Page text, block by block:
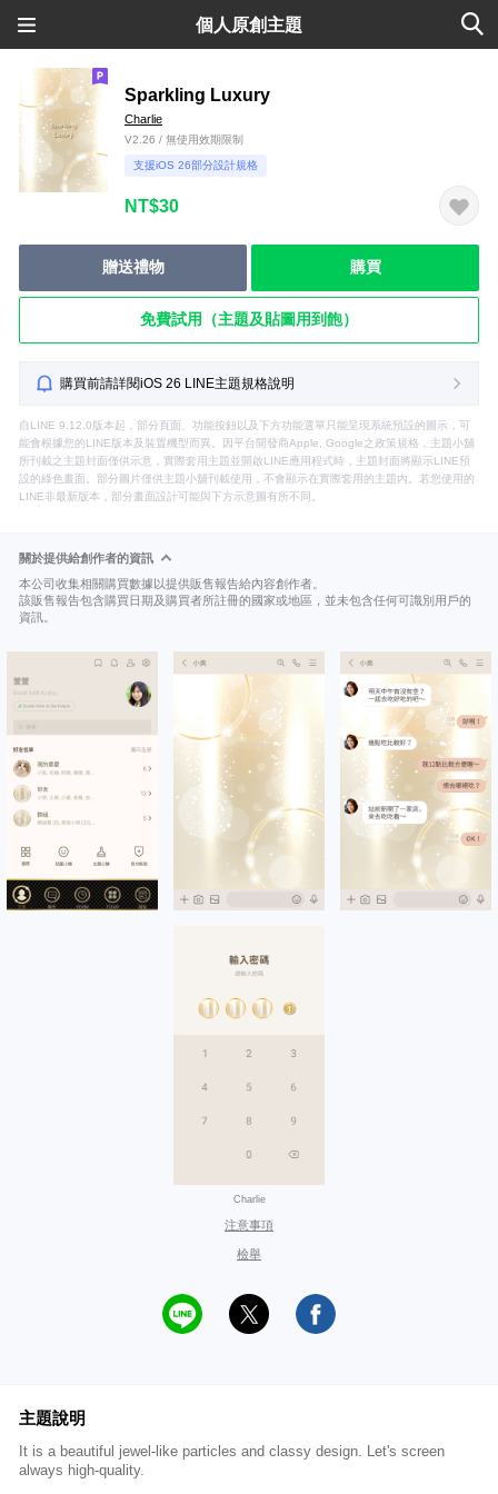
個人原創主題
Sparkling Luxury
Charlie
V2.26 / 無使用效期限制
支援iOS 26部分設計規格
NT$30
贈送禮物 購買
免費試用（主題及貼圖用到飽）
購買前請詳閱iOS 26 LINE主題規格說明
自LINE 9.12.0版本起，部分頁面、功能按鈕以及下方功能選單只能呈現系統預設的圖示，可
能會根據您的LINE版本及裝置機型而異。因平台開發商Apple, Google之政策規格，主題小舖
所刊載之主題封面僅供示意，實際套用主題並開啟LINE應用程式時，主題封面將顯示LINE預
設的綠色畫面。部分圖片僅供主題小舖刊載使用，不會顯示在實際套用的主題內。若您使用的
LINE非最新版本，部分畫面設計可能與下方示意圖有所不同。
關於提供給創作者的資訊
本公司收集相關購買數據以提供販售報告給內容創作者。
該販售報告包含購買日期及購買者所註冊的國家或地區，並未包含任何可識別用戶的
資訊。
Charlie
注意事項
檢舉
主題說明
It is a beautiful jewel-like particles and classy design. Let's screen
always high-quality.